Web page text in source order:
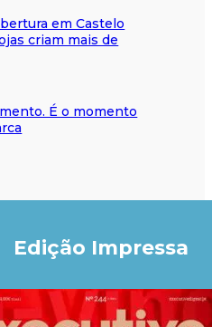
em Castelo
criam mais de
É o momento
Edição Impressa